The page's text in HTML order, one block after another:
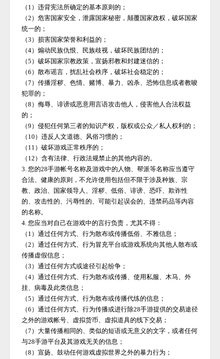
（ 1）违背宪法所确定的基本原则的；
（2）危害国家安全，泄露国家秘密，颠覆国家政权，破坏国家
统一的；
（3）损害国家荣誉和利益的；
（4）煽动民族仇恨、民族歧视，破坏民族团结的；
（5）破坏国家宗教政策，宣扬邪教和封建迷信的；
（6）散布谣言，扰乱社会秩序，破坏社会稳定的；
（7）传播淫秽、色情、赌博、暴力、凶杀、恐怖信息或者教唆
犯罪的；
（8）侮辱、诽谤或恶意用言语攻击他人，侵害他人合法权益
的；
（9）侵犯任何第三者的知识产权，版权或公众／私人权利的；
（ 10）违反人文道德、风俗习惯的；
（ 11）破坏游戏正常秩序的；
（ 12）含有法律、行政法规禁止的其他内容的。
3. 您的28手游帐号名称及游戏中的人物、帮派等名称应当遵守
合法、健康的原则，不允许使用包括但不限于涉及种族、宗
教、政治、国家领导人、淫秽、低俗、诽谤、恐吓、欺诈性
的、攻击性的、污辱性的、可能引起误会的、违禁药品等内容
的名称。
4. 您应当对自己在游戏中的言行负责，尤其不得：
（ 1）通过任何方式、行为散布或传播低俗、不雅信息；
（2）通过任何方式、行为冒充平台或游戏系统向其他人散布或
传播虚假信息；
（3）通过任何方式或途径引起纷争；
（4）通过任何方式、行为散布或传播、使用私服、木马、外
挂、病毒及此类信息；
（5）通过任何方式、行为散布或传播代练的信息；
（6）通过任何方式、行为传播或进行除28手游提供的交易途径
之外的游戏帐号、虚拟货币、虚拟道具的线下交易；
（7）大量传播相同的、类似的短语或无意义的文字，或者任何
与28手游平台及其游戏无关的信息；
（8）宣扬、鼓动任何游戏虚拟世界之外的暴力行为；